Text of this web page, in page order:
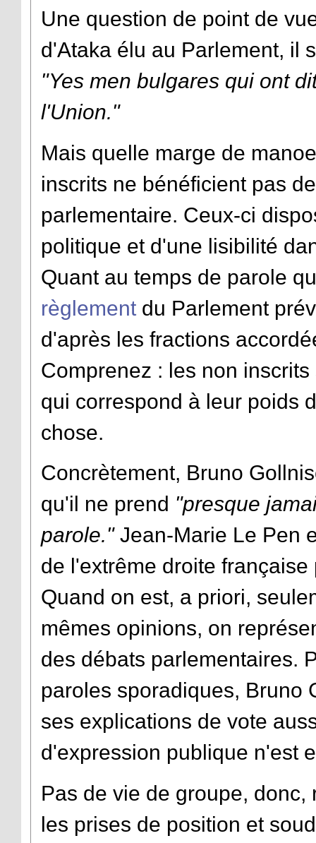
Une question de point de
d'Ataka élu au Parlement, il
"Yes men bulgares qui ont
l'Union."
Mais quelle marge de
inscrits ne bénéficient pas
parlementaire. Ceux-ci
politique et d'une lisibilité
Quant au temps de parole
règlement du Parlement
d'après les fractions
Comprenez : les non
qui correspond à leur poids
chose.
Concrètement, Bruno
qu'il ne prend "presque
parole." Jean-Marie Le Pen
de l'extrême droite
Quand on est, a priori,
mêmes opinions, on
des débats parlementaires.
paroles sporadiques, Bruno
ses explications de vote
d'expression publique n'est
Pas de vie de groupe,
les prises de position et